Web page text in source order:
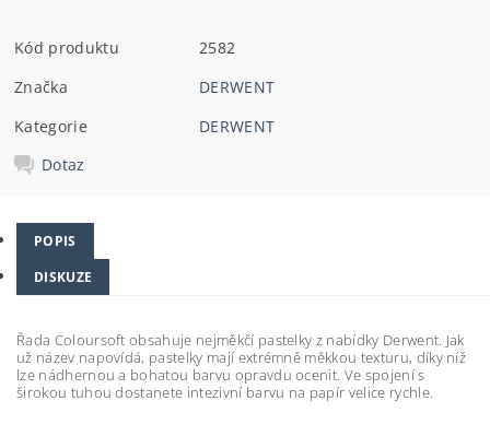
Kód produktu
2582
Značka
DERWENT
Kategorie
DERWENT
Dotaz
POPIS
DISKUZE
Řada Coloursoft obsahuje nejměkčí pastelky z nabídky Derwent. Jak
už název napovídá, pastelky mají extrémně měkkou texturu, díky níž
lze nádhernou a bohatou barvu opravdu ocenit. Ve spojení s
širokou tuhou dostanete intezivní barvu na papír velice rychle.